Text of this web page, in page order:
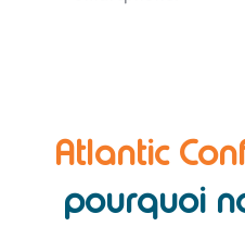
Atlantic
pourquoi